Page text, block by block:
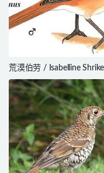
荒漠伯劳 / Isabelline
Lanius isabellinus